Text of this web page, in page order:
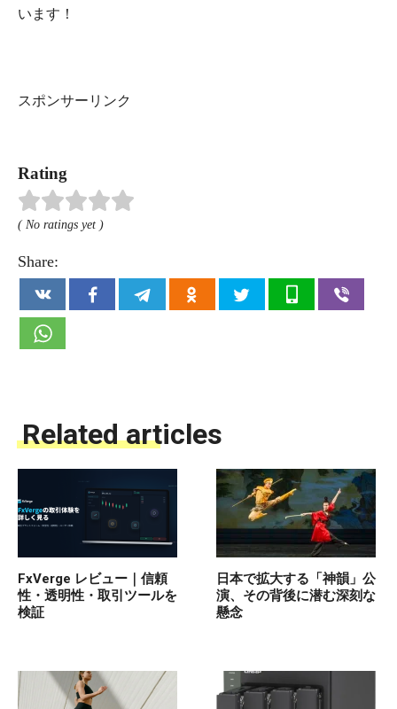
います！
スポンサーリンク
Rating
( No ratings yet )
Share:
Related articles
FxVerge レビュー｜信頼
性・透明性・取引ツールを
検証
日本で拡大する「神韻」公
演、その背後に潜む深刻な
懸念